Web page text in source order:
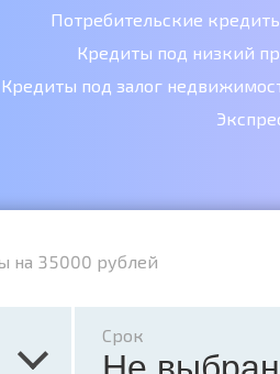
Потребительские
Кредиты под низкий
Кредиты под залог
на 35000 рублей
Срок